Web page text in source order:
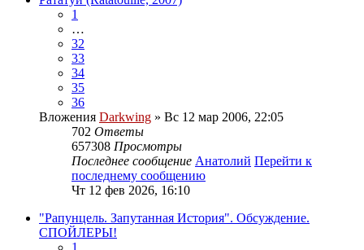
1
…
32
33
34
35
36
Вложения Darkwing » Вс 12 мар 2006, 22:05
702 Ответы
657308 Просмотры
Последнее сообщение Анатолий Перейти к
последнему сообщению
Чт 12 фев 2026, 16:10
"Рапунцель. Запутанная История". Обсуждение.
СПОЙЛЕРЫ!
1